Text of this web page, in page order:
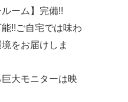
ーム】完備!!
!!ご自宅では味わ
をお届けしま
大モニターは映